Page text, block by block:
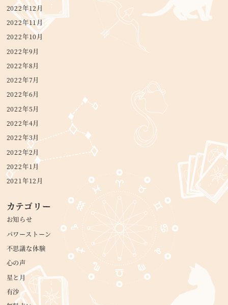
2022年12月
2022年11月
2022年10月
2022年9月
2022年8月
2022年7月
2022年6月
2022年5月
2022年4月
2022年3月
2022年2月
2022年1月
2021年12月
カテゴリー
お知らせ
パワーストーン
不思議な体験
心の声
星と月
有沙